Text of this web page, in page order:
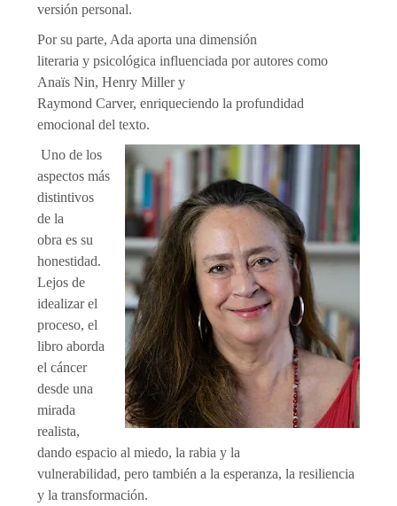
versión personal.
Por su parte, Ada aporta una dimensión
literaria y psicológica influenciada por autores como
Anaïs Nin, Henry Miller y
Raymond Carver, enriqueciendo la profundidad
emocional del texto.
Uno de los
aspectos más
distintivos
de la
obra es su
honestidad.
Lejos de
idealizar el
proceso, el
libro aborda
el cáncer
desde una
mirada
realista,
dando espacio al miedo, la rabia y la
vulnerabilidad, pero también a la esperanza, la resiliencia
y la transformación.